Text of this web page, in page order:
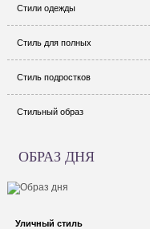
Стили одежды
Стиль для полных
Стиль подростков
Стильный образ
ОБРАЗ ДНЯ
Уличный стиль